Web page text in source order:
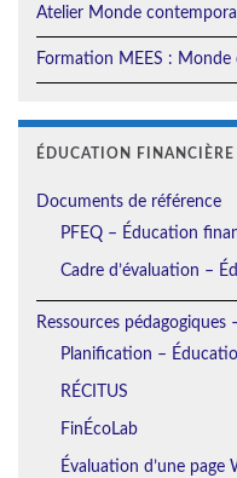
Atelier Monde
Formation MEES :
ÉDUCATION FINANCIÈRE
Documents de référence
PFEQ – Éducation
Cadre d’évaluation –
Ressources
Planification –
RÉCITUS
FinÉcoLab
Évaluation d’une page